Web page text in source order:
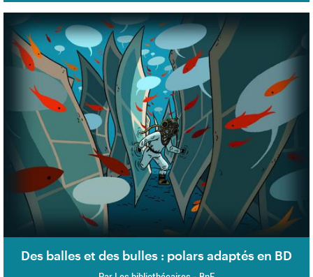
Des balles et des bulles : polars adaptés en BD